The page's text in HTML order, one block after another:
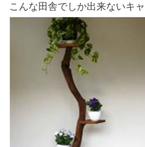
こんな田舎でしか出来ないキ